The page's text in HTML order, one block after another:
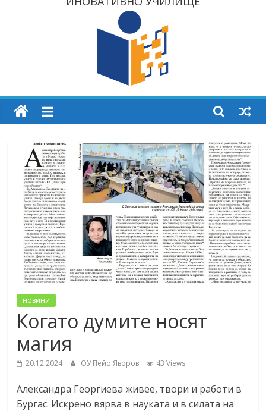
новини
Когато думите носят
магия
20.12.2024 ОУ Пейо Яворов 43 Views
Александра Георгиева живее, твори и работи в
Бургас. Искрено вярва в науката и в силата на